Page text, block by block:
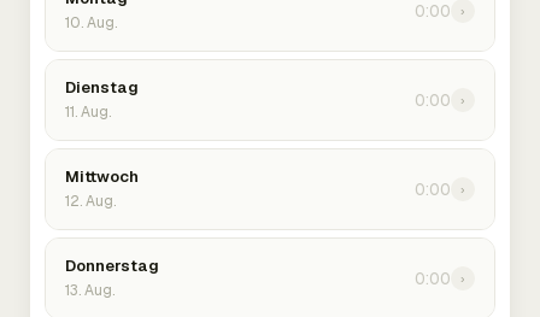
10. Aug.
0:00 ›
Dienstag
11. Aug.
0:00 ›
Mittwoch
12. Aug.
0:00 ›
Donnerstag
13. Aug.
0:00 ›